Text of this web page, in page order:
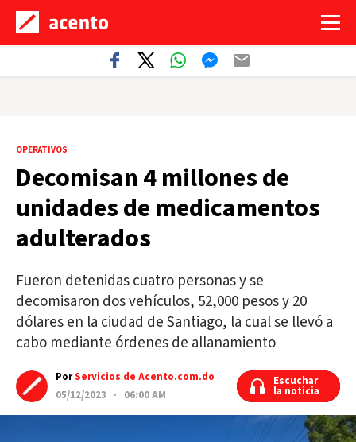
OPERATIVOS
Decomisan 4 millones de
unidades de medicamentos
adulterados
Fueron detenidas cuatro personas y se
decomisaron dos vehículos, 52,000 pesos y 20
dólares en la ciudad de Santiago, la cual se llevó a
cabo mediante órdenes de allanamiento
PorServicios de Acento.com.do
05/12/2023 · 06:00 AM
Escuchar
la noticia
Escuchar
la noticia